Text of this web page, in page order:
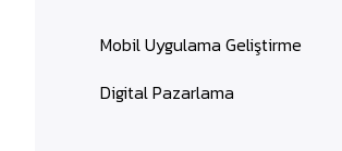
Mobil Uygulama Geliştirme
Digital Pazarlama